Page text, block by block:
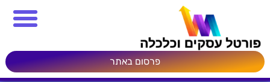
פרסום באתר